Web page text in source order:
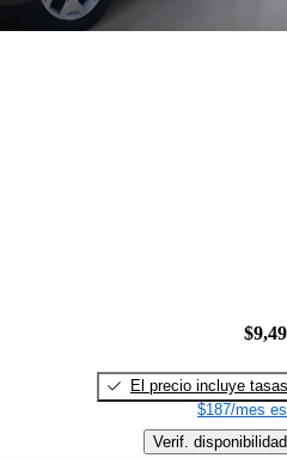
El precio incluye tasas
$187/mes
Verif. disponibilidad